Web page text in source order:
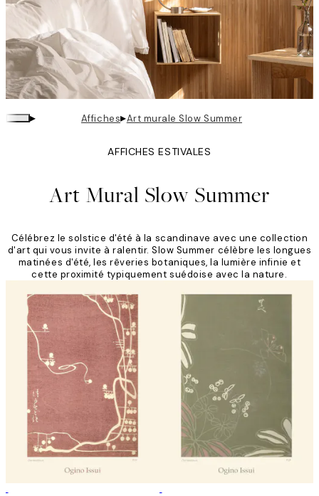
▸ Affiches▸Art murale Slow Summer
AFFICHES ESTIVALES
Art Mural Slow Summer
Célébrez le solstice d'été à la scandinave avec une collection
d'art qui vous invite à ralentir. Slow Summer célèbre les longues
matinées d'été, les rêveries botaniques, la lumière infinie et
cette proximité typiquement suédoise avec la nature.